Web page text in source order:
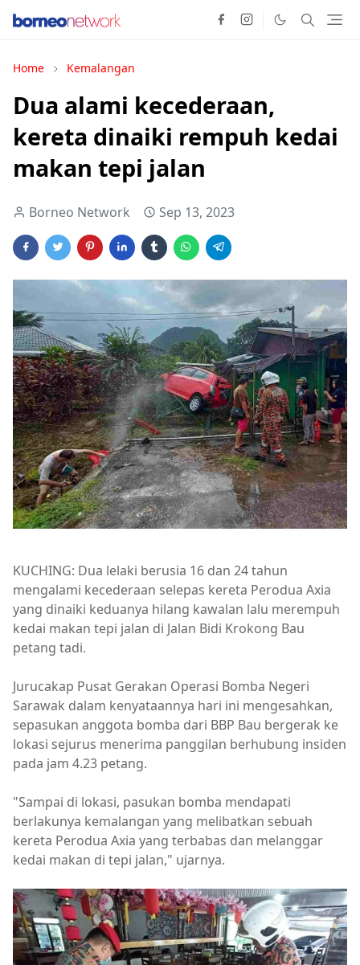
Home Kemalangan
Dua alami kecederaan,
kereta dinaiki rempuh kedai
makan tepi jalan
Borneo Network Sep 13, 2023
KUCHING: Dua lelaki berusia 16 dan 24 tahun
mengalami kecederaan selepas kereta Perodua Axia
yang dinaiki keduanya hilang kawalan lalu merempuh
kedai makan tepi jalan di Jalan Bidi Krokong Bau
petang tadi.
Jurucakap Pusat Gerakan Operasi Bomba Negeri
Sarawak dalam kenyataannya hari ini mengesahkan,
sepasukan anggota bomba dari BBP Bau bergerak ke
lokasi sejurus menerima panggilan berhubung insiden
pada jam 4.23 petang.
"Sampai di lokasi, pasukan bomba mendapati
berlakunya kemalangan yang melibatkan sebuah
kereta Perodua Axia yang terbabas dan melanggar
kedai makan di tepi jalan," ujarnya.